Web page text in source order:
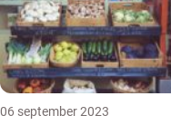
06 september 2023